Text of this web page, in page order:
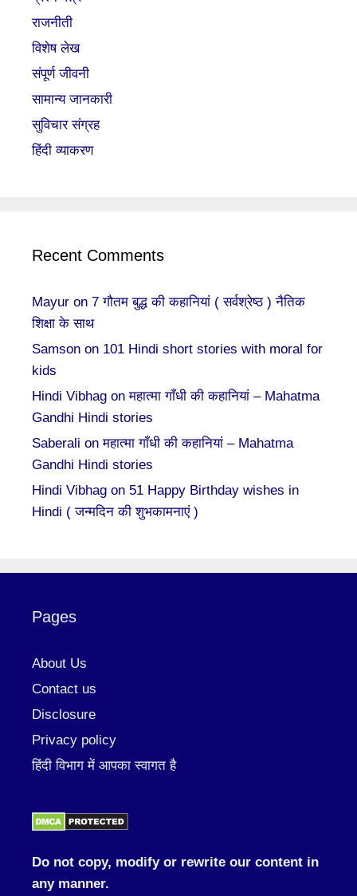
राजनीती
विशेष लेख
संपूर्ण जीवनी
सामान्य जानकारी
सुविचार संग्रह
हिंदी व्याकरण
Recent Comments
Mayur on 7 गौतम बुद्ध की कहानियां ( सर्वश्रेष्ठ ) नैतिक
शिक्षा के साथ
Samson on 101 Hindi short stories with moral for
kids
Hindi Vibhag onमहात्मा गाँधी की कहानियां – Mahatma
Gandhi Hindi stories
Saberali onमहात्मा गाँधी की कहानियां – Mahatma
Gandhi Hindi stories
Hindi Vibhag on 51 Happy Birthday wishes in
Hindi ( जन्मदिन की शुभकामनाएं )
Pages
About Us
Contact us
Disclosure
Privacy policy
हिंदी विभाग में आपका स्वागत है
Do not copy, modify or rewrite our content in
any manner.